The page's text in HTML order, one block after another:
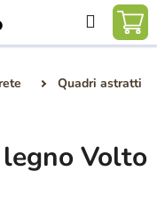
Ricerca
Quadri astratti
Volto